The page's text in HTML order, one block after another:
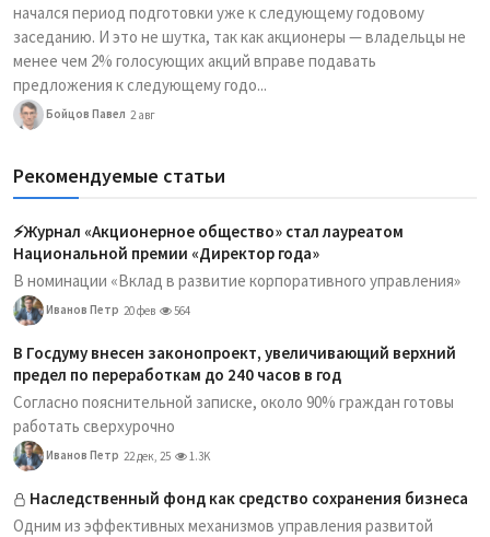
начался период подготовки уже к следующему годовому
заседанию. И это не шутка, так как акционеры — владельцы не
менее чем 2% голосующих акций вправе подавать
предложения к следующему годо...
Бойцов Павел 2 авг
Рекомендуемые статьи
⚡️Журнал «Акционерное общество» стал лауреатом
Национальной премии «Директор года»
В номинации «Вклад в развитие корпоративного управления»
Иванов Петр 20 фев 564
В Госдуму внесен законопроект, увеличивающий верхний
предел по переработкам до 240 часов в год
Согласно пояснительной записке, около 90% граждан готовы
работать сверхурочно
Иванов Петр 22 дек, 25 1.3K
Наследственный фонд как средство сохранения бизнеса
Одним из эффективных механизмов управления развитой